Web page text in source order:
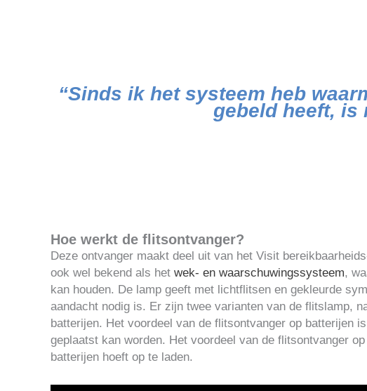
“Sinds ik het systeem heb
gebeld heeft, is
Hoe werkt de flitsontvanger?
Deze ontvanger maakt deel uit van het Visit
ook wel bekend als het wek- en waarschuwingssysteem,
kan houden. De lamp geeft met lichtflitsen en gekleurde
aandacht nodig is. Er zijn twee varianten van de flitslamp,
batterijen. Het voordeel van de flitsontvanger op batterijen
geplaatst kan worden. Het voordeel van de flitsontvanger
batterijen hoeft op te laden.